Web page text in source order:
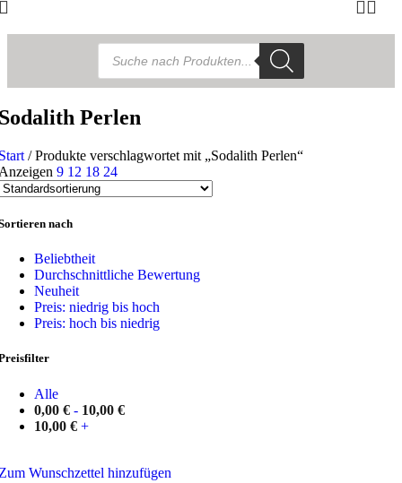
Products
search
Perlen
/ Produkte verschlagwortet mit „Sodalith Perlen“
9 12 18 24
nach
Beliebtheit
Durchschnittliche Bewertung
Neuheit
Preis: niedrig bis hoch
Preis: hoch bis niedrig
Alle
0,00 € - 10,00 €
10,00 € +
Wunschzettel hinzufügen